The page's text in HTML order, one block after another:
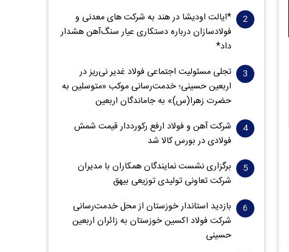
*ایالت اودیشا در هند به شرکت های معدنی و
فولادسازان درباره دستکاری عیار سنگ‌آهن هشدار
داد*
تجلی مسئولیت اجتماعی فولاد غدیر نی‌ریز در
اربعین حسینی؛ خدمت‌رسانی موکب «متوسلین به
حضرت زهرا(س)» به جاماندگان اربعین
شرکت آهن و فولاد ارفع رکورددار قیمت شمش
فولادی در بورس کالا شد
برگزاری نشست نمایندگان همکاران با مدیران
شرکت تعاونی تولیدی توزیعی بیهق
بازدید استاندار خوزستان از محل خدمت‌رسانی
شرکت فولاد اکسین خوزستان به زائران اربعین
حسینی